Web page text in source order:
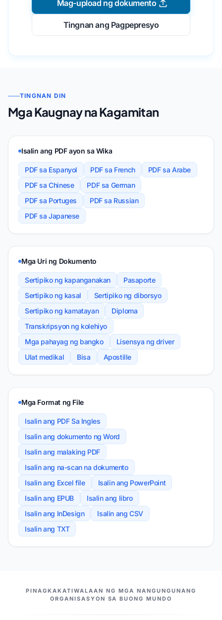
Mag-upload ng dokumento
Tingnan ang Pagpepresyo
TINGNAN DIN
Mga Kaugnay na Kagamitan
Isalin ang PDF ayon sa Wika
PDF sa Espanyol PDF sa French
PDF sa Arabe
PDF sa Chinese
PDF sa German
PDF sa Portuges
PDF sa Russian
PDF sa Japanese
Mga Uri ng Dokumento
Sertipiko ng kapanganakan
Pasaporte
Sertipiko ng kasal
Sertipiko ng diborsyo
Sertipiko ng kamatayan
Diploma
Transkripsyon ng kolehiyo
Mga pahayag ng bangko
Lisensya ng driver
Ulat medikal
Bisa Apostille
Mga Format ng File
Isalin ang PDF Sa Ingles
Isalin ang dokumento ng Word
Isalin ang malaking PDF
Isalin ang na-scan na dokumento
Isalin ang Excel file
Isalin ang PowerPoint
Isalin ang EPUB
Isalin ang libro
Isalin ang InDesign
Isalin ang CSV
Isalin ang TXT
ANG AMING MGA KASOSYO
PINAGKAKATIWALAAN NG MGA NANGUNGUNANG
ORGANISASYON SA BUONG MUNDO